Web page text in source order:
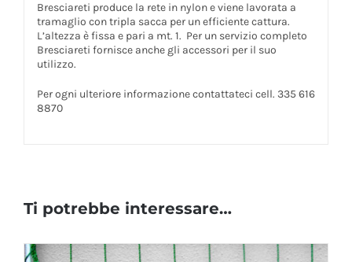
Bresciareti produce la rete in nylon e viene lavorata a
tramaglio con tripla sacca per un efficiente cattura.
L’altezza è fissa e pari a mt. 1. Per un servizio completo
Bresciareti fornisce anche gli accessori per il suo
utilizzo.
Per ogni ulteriore informazione contattateci cell. 335 616
8870
Ti potrebbe interessare…